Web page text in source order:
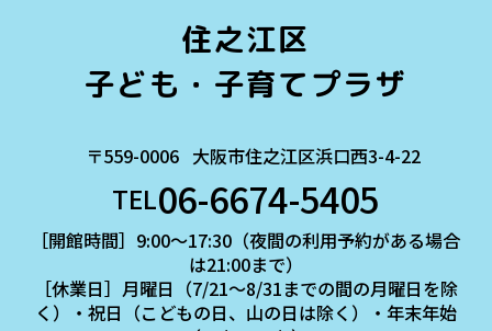
住之江区
子ども・子育てプラザ
〒559-0006 大阪市住之江区浜口西3-4-22
TEL06-6674-5405
［開館時間］9:00～17:30（夜間の利用予約がある場合
は21:00まで）
［休業日］月曜日（7/21～8/31までの間の月曜日を除
く）・祝日（こどもの日、山の日は除く）・年末年始